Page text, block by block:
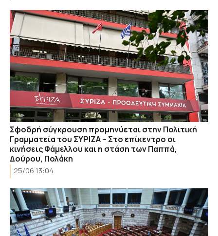
Σφοδρή σύγκρουση προμηνύεται στην Πολιτική
Γραμματεία του ΣΥΡΙΖΑ – Στο επίκεντρο οι
κινήσεις Φάμελλου και η στάση των Παππά,
Δούρου, Πολάκη
25/06 13:04